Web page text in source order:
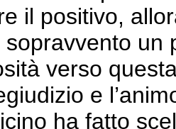
il positivo,
un
verso
e
ha fatto